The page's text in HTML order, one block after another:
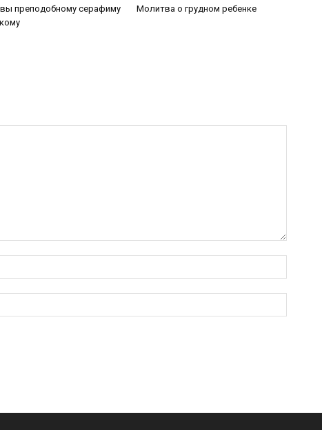
преподобному серафиму
Молитва о грудном ребенке